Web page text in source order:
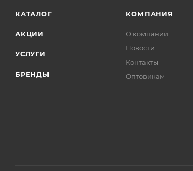
КАТАЛОГ
АКЦИИ
УСЛУГИ
БРЕНДЫ
КОМПАНИЯ
О компании
Новости
Контакты
Оптовикам